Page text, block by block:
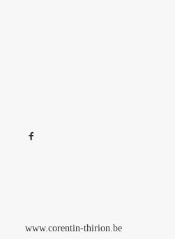
www.corentin-thirion.be